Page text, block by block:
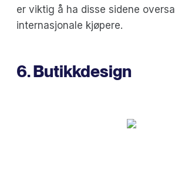
er viktig å ha disse sidene
internasjonale kjøpere.
6. Butikkdesign